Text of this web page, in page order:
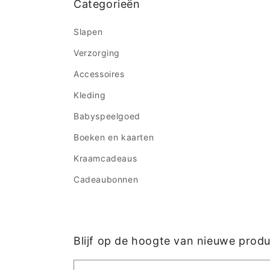
Categorieën
Slapen
Verzorging
Accessoires
Kleding
Babyspeelgoed
Boeken en kaarten
Kraamcadeaus
Cadeaubonnen
Blijf op de hoogte van nieuwe